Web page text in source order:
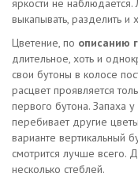
яркости не наблюдается.
выкапывать, разделить
Цветение, по описанию
длительное, хоть и
свои бутоны в колосе
расцвет проявляется
первого бутона. Запаха
перебивает другие
варианте вертикальный
смотрится лучше всего.
несколько стеблей.